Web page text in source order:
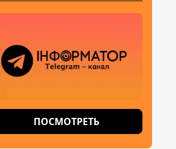
ПОСМОТРЕТЬ